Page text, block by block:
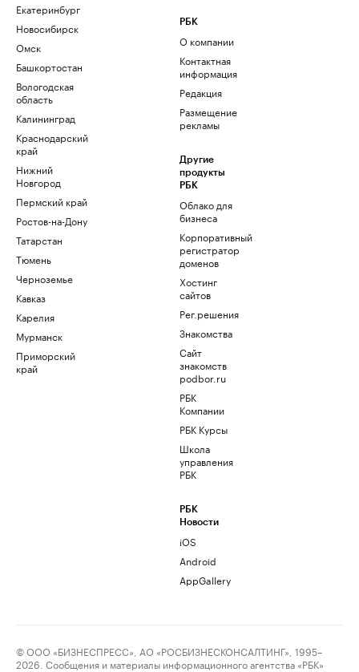
Екатеринбург
Новосибирск
Омск
Башкортостан
Вологодская
область
Калининград
Краснодарский
край
Нижний
Новгород
Пермский край
Ростов-на-Дону
Татарстан
Тюмень
Черноземье
Кавказ
Карелия
Мурманск
Приморский
край
РБК
О компании
Контактная
информация
Редакция
Размещение
рекламы
Другие
продукты
РБК
Облако для
бизнеса
Корпоративный
регистратор
доменов
Хостинг
сайтов
Рег.решения
Знакомства
Сайт
знакомств
podbor.ru
РБК
Компании
РБК Курсы
Школа
управления
РБК
РБК
Новости
iOS
Android
AppGallery
© ООО «БИЗНЕСПРЕСС», АО «РОСБИЗНЕСКОНСАЛТИНГ», 1995–
2026. Сообщения и материалы информационного агентства «РБК»